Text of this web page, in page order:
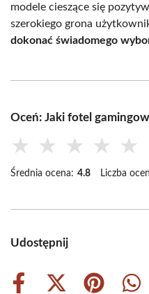
modele cieszące się
szerokiego grona
dokonać świadomego
Oceń: Jaki fotel
★ ★ ★ ★ ★
Średnia ocena: 4.8 Liczba
Udostępnij
Share
Share
Share